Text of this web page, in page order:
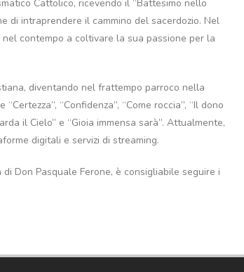
Cattolico, ricevendo il “Battesimo nello
di intraprendere il cammino del sacerdozio. Nel
contempo a coltivare la sua passione per la
diventando nel frattempo parroco nella
“Confidenza”, “Come roccia”, “Il dono
il Cielo” e “Gioia immensa sarà”. Attualmente,
digitali e servizi di streaming.
Don Pasquale Ferone, è consigliabile seguire i